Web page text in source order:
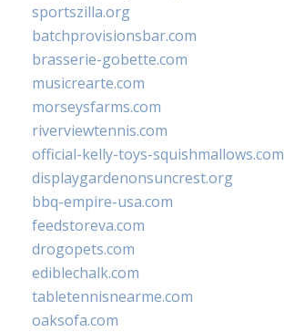
sportszilla.org
batchprovisionsbar.com
brasserie-gobette.com
musicrearte.com
morseysfarms.com
riverviewtennis.com
official-kelly-toys-squishmallows.com
displaygardenonsuncrest.org
bbq-empire-usa.com
feedstoreva.com
drogopets.com
ediblechalk.com
tabletennisnearme.com
oaksofa.com